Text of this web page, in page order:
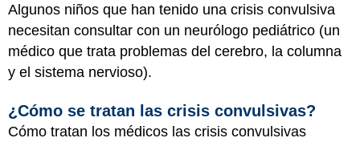
Algunos niños que han tenido una crisis convulsiva
necesitan consultar con un neurólogo pediátrico (un
médico que trata problemas del cerebro, la columna
y el sistema nervioso).
¿Cómo se tratan las crisis convulsivas?
Cómo tratan los médicos las crisis convulsivas